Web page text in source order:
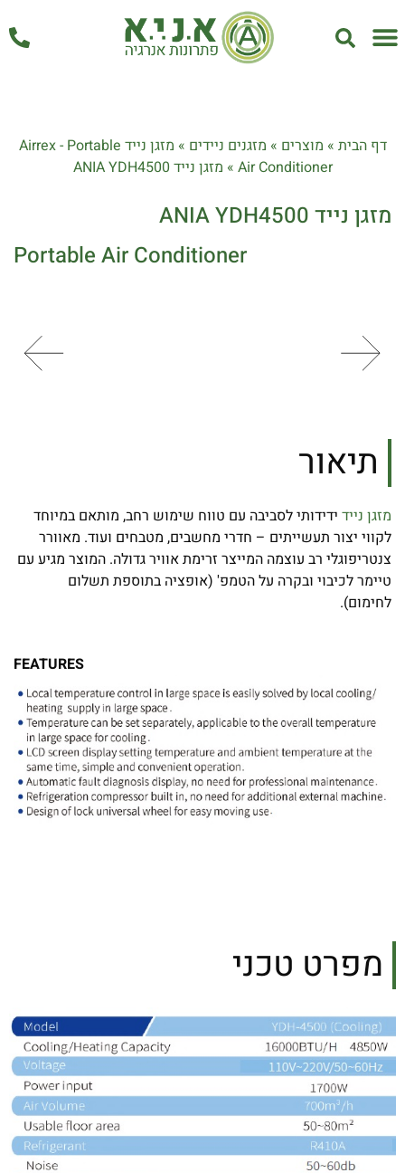
דף הבית » מוצרים » מזגנים ניידים »
מזגן נייד Airrex - Portable
Air Conditioner
» מזגן נייד ANIA YDH4500
מזגן נייד ANIA YDH4500
Portable Air Conditioner
תיאור
מזגן נייד ידידותי לסביבה עם טווח שימוש רחב, מותאם במיוחד
לקווי יצור תעשייתים – חדרי מחשבים, מטבחים ועוד. מאוורר
צנטריפוגלי רב עוצמה המייצר זרימת אוויר גדולה. המוצר מגיע עם
טיימר לכיבוי ובקרה על הטמפ' (אופציה בתוספת תשלום
לחימום).
FEATURES
מפרט טכני